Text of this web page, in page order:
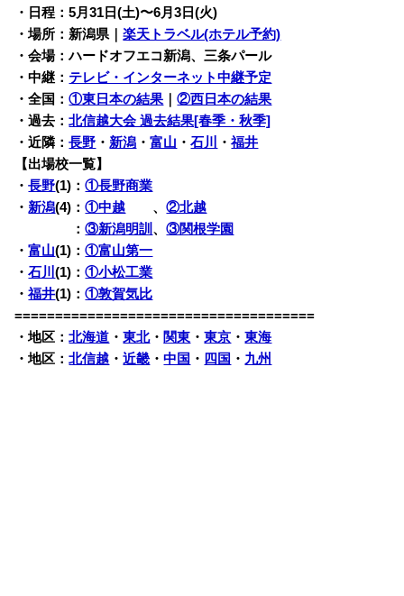
・日程：5月31日(土)〜6月3日(火)
・場所：新潟県 ｜楽天トラベル(ホテル予約)
・会場：ハードオフエコ新潟、三条パール
・中継： テレビ・インターネット中継予定
・全国：①東日本の結果 ｜②西日本の結果
・過去：北信越大会 過去結果[春季・秋季]
・近隣：長野 ・ 新潟 ・富山 ・石川 ・福井
【出場校一覧】
・長野(1)：①長野商業
・ 新潟(4)：①中越 、②北越
：③新潟明訓 、③関根学園
・富山(1)：①富山第一
・石川(1)：①小松工業
・福井(1)：①敦賀気比
=====================================
・地区：北海道 ・東北・ 関東 ・東京 ・東海
・地区：北信越 ・近畿 ・中国 ・ 四国 ・ 九州